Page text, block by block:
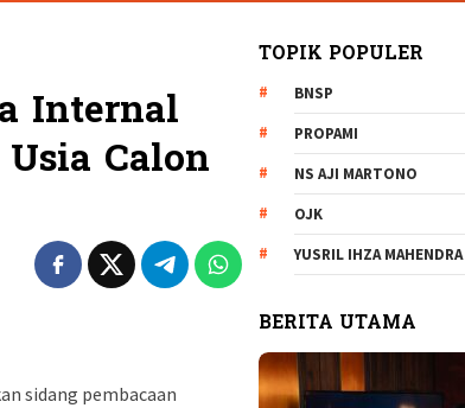
Internal
Calon
sidang pembacaan
TOPIK POPULER
BNSP
PROPAMI
NS AJI MARTONO
OJK
YUSRIL IHZA MAHENDRA
BERITA UTAMA